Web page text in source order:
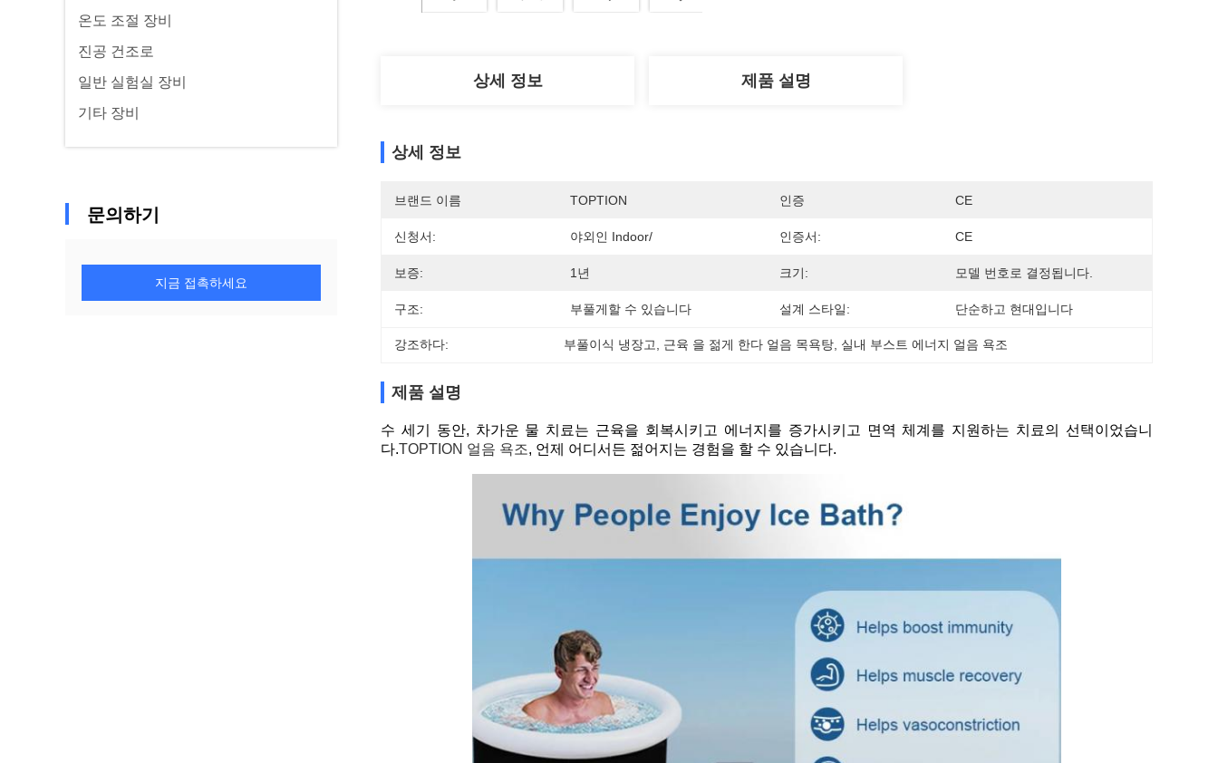
온도 조절 장비
진공 건조로
일반 실험실 장비
기타 장비
문의하기
지금 접촉하세요
상세 정보 제품 설명
상세 정보
브랜드 이름 TOPTION 인증 CE
신청서: 야외인 Indoor/ 인증서: CE
보증: 1년 크기: 모델 번호로 결정됩니다.
구조: 부풀게할 수 있습니다 설계 스타일: 단순하고 현대입니다
강조하다: 부풀이식 냉장고 근육 을 젊게 한다 얼음 목욕탕 실내 부스트 에너지 얼음 욕조
제품 설명
수 세기 동안, 차가운 물 치료는 근육을 회복시키고 에너지를 증가시키고 면역 체계를 지원하는 치료의 선택이었습니
다.TOPTION 얼음 욕조, 언제 어디서든 젊어지는 경험을 할 수 있습니다.